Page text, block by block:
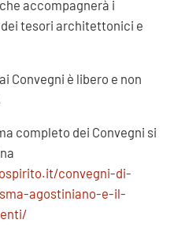
accompagnerà i
tesori architettonici e
Convegni è libero e non
completo dei Convegni si
convegni-di-
agostiniano-e-il-